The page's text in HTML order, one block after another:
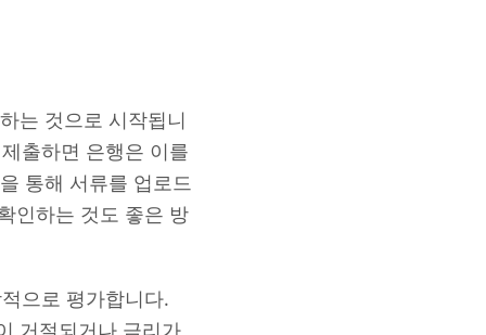
는 것으로 시작됩니
출하면 은행은 이를
통해 서류를 업로드
인하는 것도 좋은 방
으로 평가합니다.
거절되거나 금리가